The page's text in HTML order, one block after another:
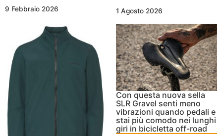
9 Febbraio 2026 1 Agosto 2026
Con questa nuova sella
SLR Gravel senti meno
vibrazioni quando pedali e
stai più comodo nei lunghi
giri in bicicletta off-road